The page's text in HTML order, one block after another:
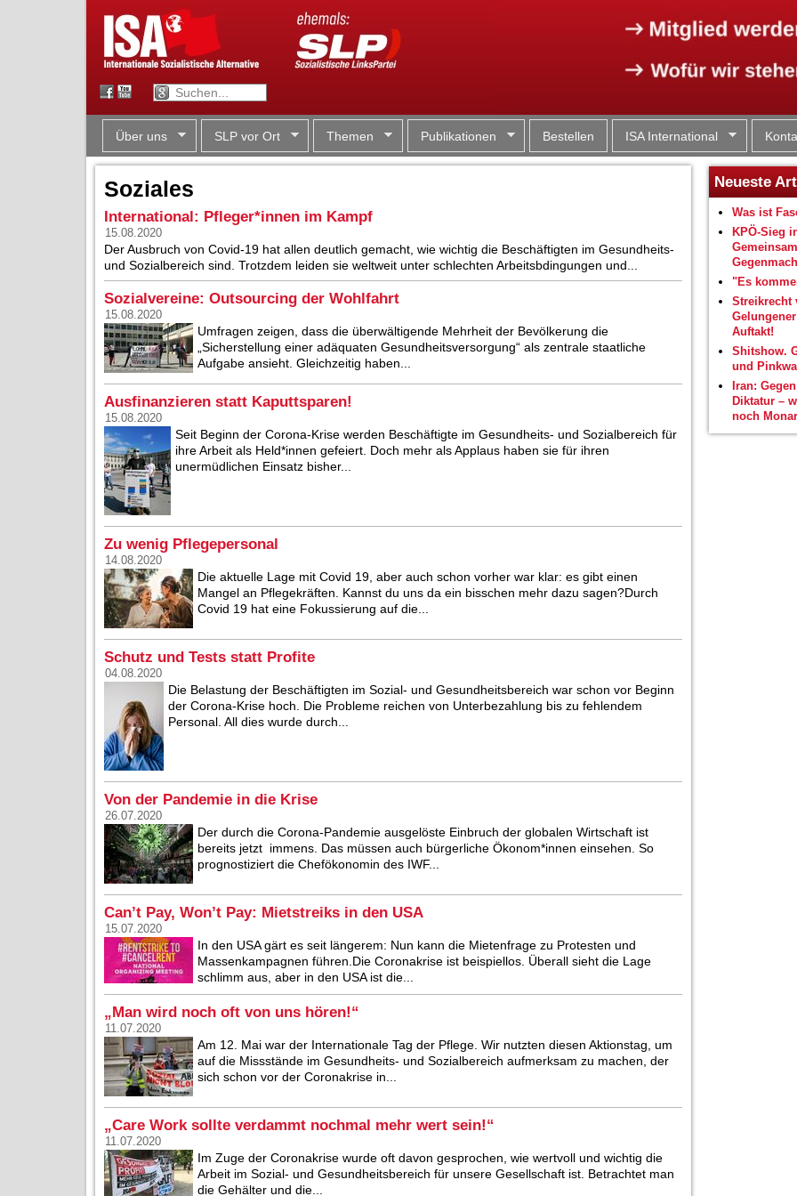
Über uns SLP vor Ort Themen Publikationen Bestellen ISA International
Soziales
International: Pfleger*innen im Kampf
15.08.2020
Der Ausbruch von Covid-19 hat allen deutlich gemacht, wie wichtig die Beschäftigten im Gesundheits-
und Sozialbereich sind. Trotzdem leiden sie weltweit unter schlechten Arbeitsbdingungen und...
Sozialvereine: Outsourcing der Wohlfahrt
15.08.2020
Umfragen zeigen, dass die überwältigende Mehrheit der Bevölkerung die
„Sicherstellung einer adäquaten Gesundheitsversorgung“ als zentrale staatliche
Aufgabe ansieht. Gleichzeitig haben...
Ausfinanzieren statt Kaputtsparen!
15.08.2020
Seit Beginn der Corona-Krise werden Beschäftigte im Gesundheits- und Sozialbereich für
ihre Arbeit als Held*innen gefeiert. Doch mehr als Applaus haben sie für ihren
unermüdlichen Einsatz bisher...
Zu wenig Pflegepersonal
14.08.2020
Die aktuelle Lage mit Covid 19, aber auch schon vorher war klar: es gibt einen
Mangel an Pflegekräften. Kannst du uns da ein bisschen mehr dazu sagen?Durch
Covid 19 hat eine Fokussierung auf die...
Schutz und Tests statt Profite
04.08.2020
Die Belastung der Beschäftigten im Sozial- und Gesundheitsbereich war schon vor Beginn
der Corona-Krise hoch. Die Probleme reichen von Unterbezahlung bis zu fehlendem
Personal. All dies wurde durch...
Von der Pandemie in die Krise
26.07.2020
Der durch die Corona-Pandemie ausgelöste Einbruch der globalen Wirtschaft ist
bereits jetzt immens. Das müssen auch bürgerliche Ökonom*innen einsehen. So
prognostiziert die Chefökonomin des IWF...
Can’t Pay, Won’t Pay: Mietstreiks in den USA
15.07.2020
In den USA gärt es seit längerem: Nun kann die Mietenfrage zu Protesten und
Massenkampagnen führen.Die Coronakrise ist beispiellos. Überall sieht die Lage
schlimm aus, aber in den USA ist die...
„Man wird noch oft von uns hören!“
11.07.2020
Am 12. Mai war der Internationale Tag der Pflege. Wir nutzten diesen Aktionstag, um
auf die Missstände im Gesundheits- und Sozialbereich aufmerksam zu machen, der
sich schon vor der Coronakrise in...
„Care Work sollte verdammt nochmal mehr wert sein!“
11.07.2020
Im Zuge der Coronakrise wurde oft davon gesprochen, wie wertvoll und wichtig die
Arbeit im Sozial- und Gesundheitsbereich für unsere Gesellschaft ist. Betrachtet man
die Gehälter und die...
Neueste
Was ist
KPÖ-Sieg
"Es
Streikrecht
Auftakt!
Shitshow.
und
Iran:
Diktatur –
noch